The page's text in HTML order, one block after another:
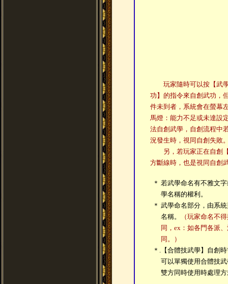
玩家隨時可以按【武
功】的指令來自創武功，
件未到者，系統會在螢幕
馬燈：能力不足或未達設
法自創武學，自創流程中
況發生時，視同自創失敗
另，若玩家正在自創【
方斷線時，也是視同自創
＊ 若武學命名有不雅文
學名稱的權利。
＊ 武學命名部分，由系
名稱。
（玩家命名不
同，ex：如各門各派
同。）
＊. 【合體技武學】自創
可以單獨使用合體技
雙方同時使用時處理